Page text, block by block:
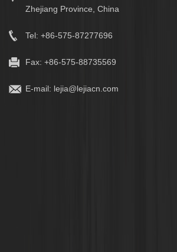
Zhejiang Province, China
Tel: +86-575-87277696
Fax: +86-575-88735569
E-mail: lejia@lejiacn.com